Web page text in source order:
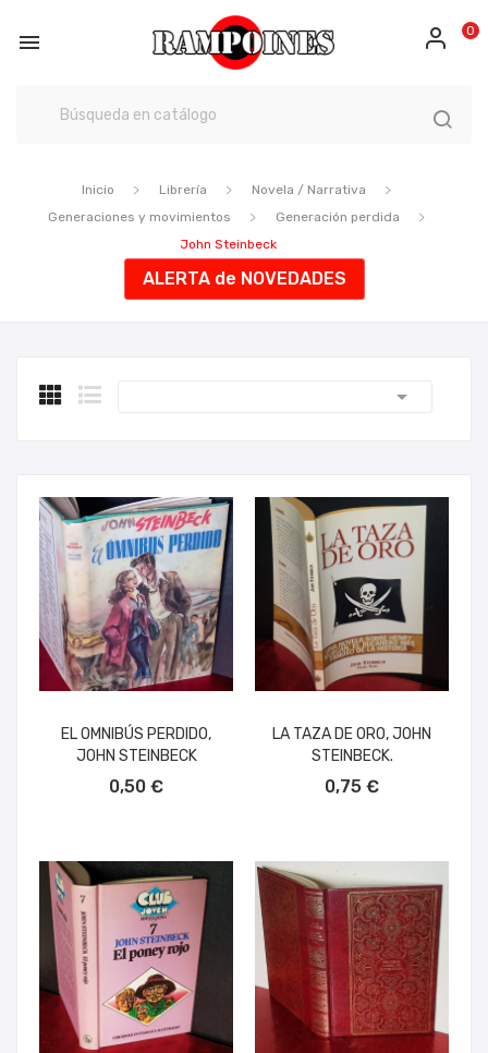
 0
Inicio Librería
Novela / Narrativa
Generaciones y movimientos
Generación perdida
John Steinbeck
ALERTA de NOVEDADES

EL OMNIBÚS PERDIDO,
JOHN STEINBECK
0,50 €
LA TAZA DE ORO, JOHN
STEINBECK.
0,75 €